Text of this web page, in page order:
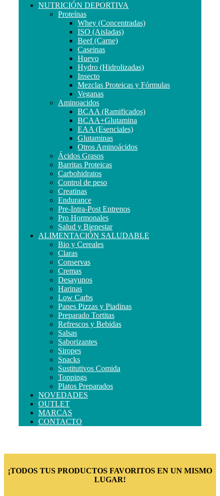
NUTRICIÓN DEPORTIVA
Proteínas
Whey (Concentradas)
ISO (Aisladas)
Beef (Carne)
Caseinas
Huevo
Hydro (Hidrolizadas)
Insecto
Mezclas Proteicas y Fórmulas
Veganas
Aminoacidos
BCAA (Ramificados)
BCAA+Glutamina
EAA (Esenciales)
Glutaminas
Otros Aminoácidos
Ácidos Grasos
Barritas Proteicas
Carbohidratos
Control de peso
Creatinas
Endurance
Pre-Intra-Post Entrenos
Pro Hormonales
Salud y Bienestar
ALIMENTACIÓN SALUDABLE
Bio y Cereales
Claras
Conservas
Cremas
Desayunos
Harinas
Low Carbs
Panes Pizzas y Piadinas
Preparado Tortitas
Refrescos y Bebidas
Salsas
Saborizantes
Siropes
Snacks
Sustitutivos Comida
Toppings
Platos Preparados
NOVEDADES
OUTLET
MARCAS
CONTACTO
¡TODOS TUS PRODUCTOS FAVORITOS EN UN MISMO
LUGAR!